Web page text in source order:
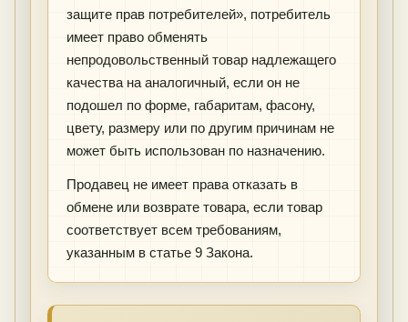
защите прав потребителей», потребитель
имеет право обменять
непродовольственный товар надлежащего
качества на аналогичный, если он не
подошел по форме, габаритам, фасону,
цвету, размеру или по другим причинам не
может быть использован по назначению.
Продавец не имеет права отказать в
обмене или возврате товара, если товар
соответствует всем требованиям,
указанным в статье 9 Закона.